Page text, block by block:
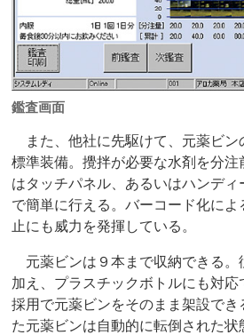
鑑査画面
また、他社に先駆けて、元薬ビン
標準装備。攪拌が必要な水剤を分
はタッチパネル、あるいはハンデ
で簡単に行える。バーコード化に
止にも威力を発揮している。
元薬ビンは９本まで収納できる。
加え、プラスチックボトルにも対
採用で元薬ビンをそのまま架設で
た元薬ビンは自動的に転倒された状